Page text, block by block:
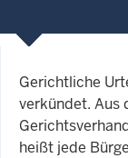
Gerichtliche
verkündet. Aus
heißt jede